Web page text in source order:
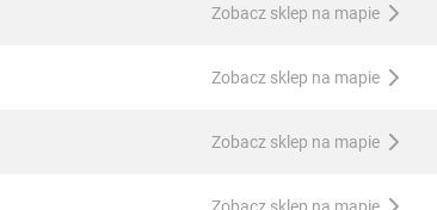
Zobacz sklep na mapie
Zobacz sklep na mapie
Zobacz sklep na mapie
Zobacz sklep na mapie